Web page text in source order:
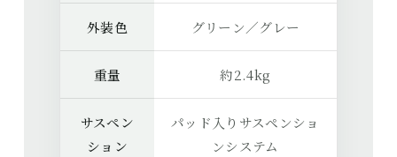
外装色 グリーン／グレー
重量 約2.4kg
サスペン
ション
パッド入りサスペンショ
ンシステム